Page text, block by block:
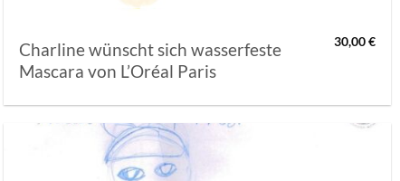
Charline wünscht sich wasserfeste
Mascara von L’Oréal Paris
30,00€